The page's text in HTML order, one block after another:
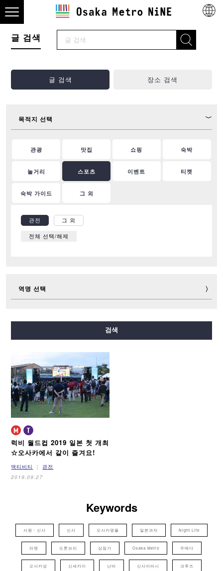
글 검색
글 검색 장소 검색
목적지 선택
관광 맛집 쇼핑 숙박
놀거리 스포츠 이벤트 티켓
숙박 가이드 그 외
관전 그 외
전체 선택/해제
역명 선택
사카이스지선
이마자토스지선 뉴트램
검색
럭비 월드컵 2019 일본 첫 개최
☆오사카에서 같이 즐겨요!
액티비티
관전
2019.09.27
Keywords
사원・신사 신사 오사카명물 일본과자 Night Life
라멘 도톤보리 상점가 Osaka Metro 우메다
오사카성 신세카이 난바 신사이바시 크루즈